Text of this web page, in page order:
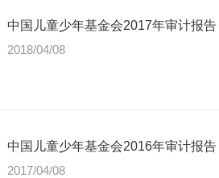
中国儿童少年基金会2017年审计报告
2018/04/08
中国儿童少年基金会2016年审计报告
2017/04/08